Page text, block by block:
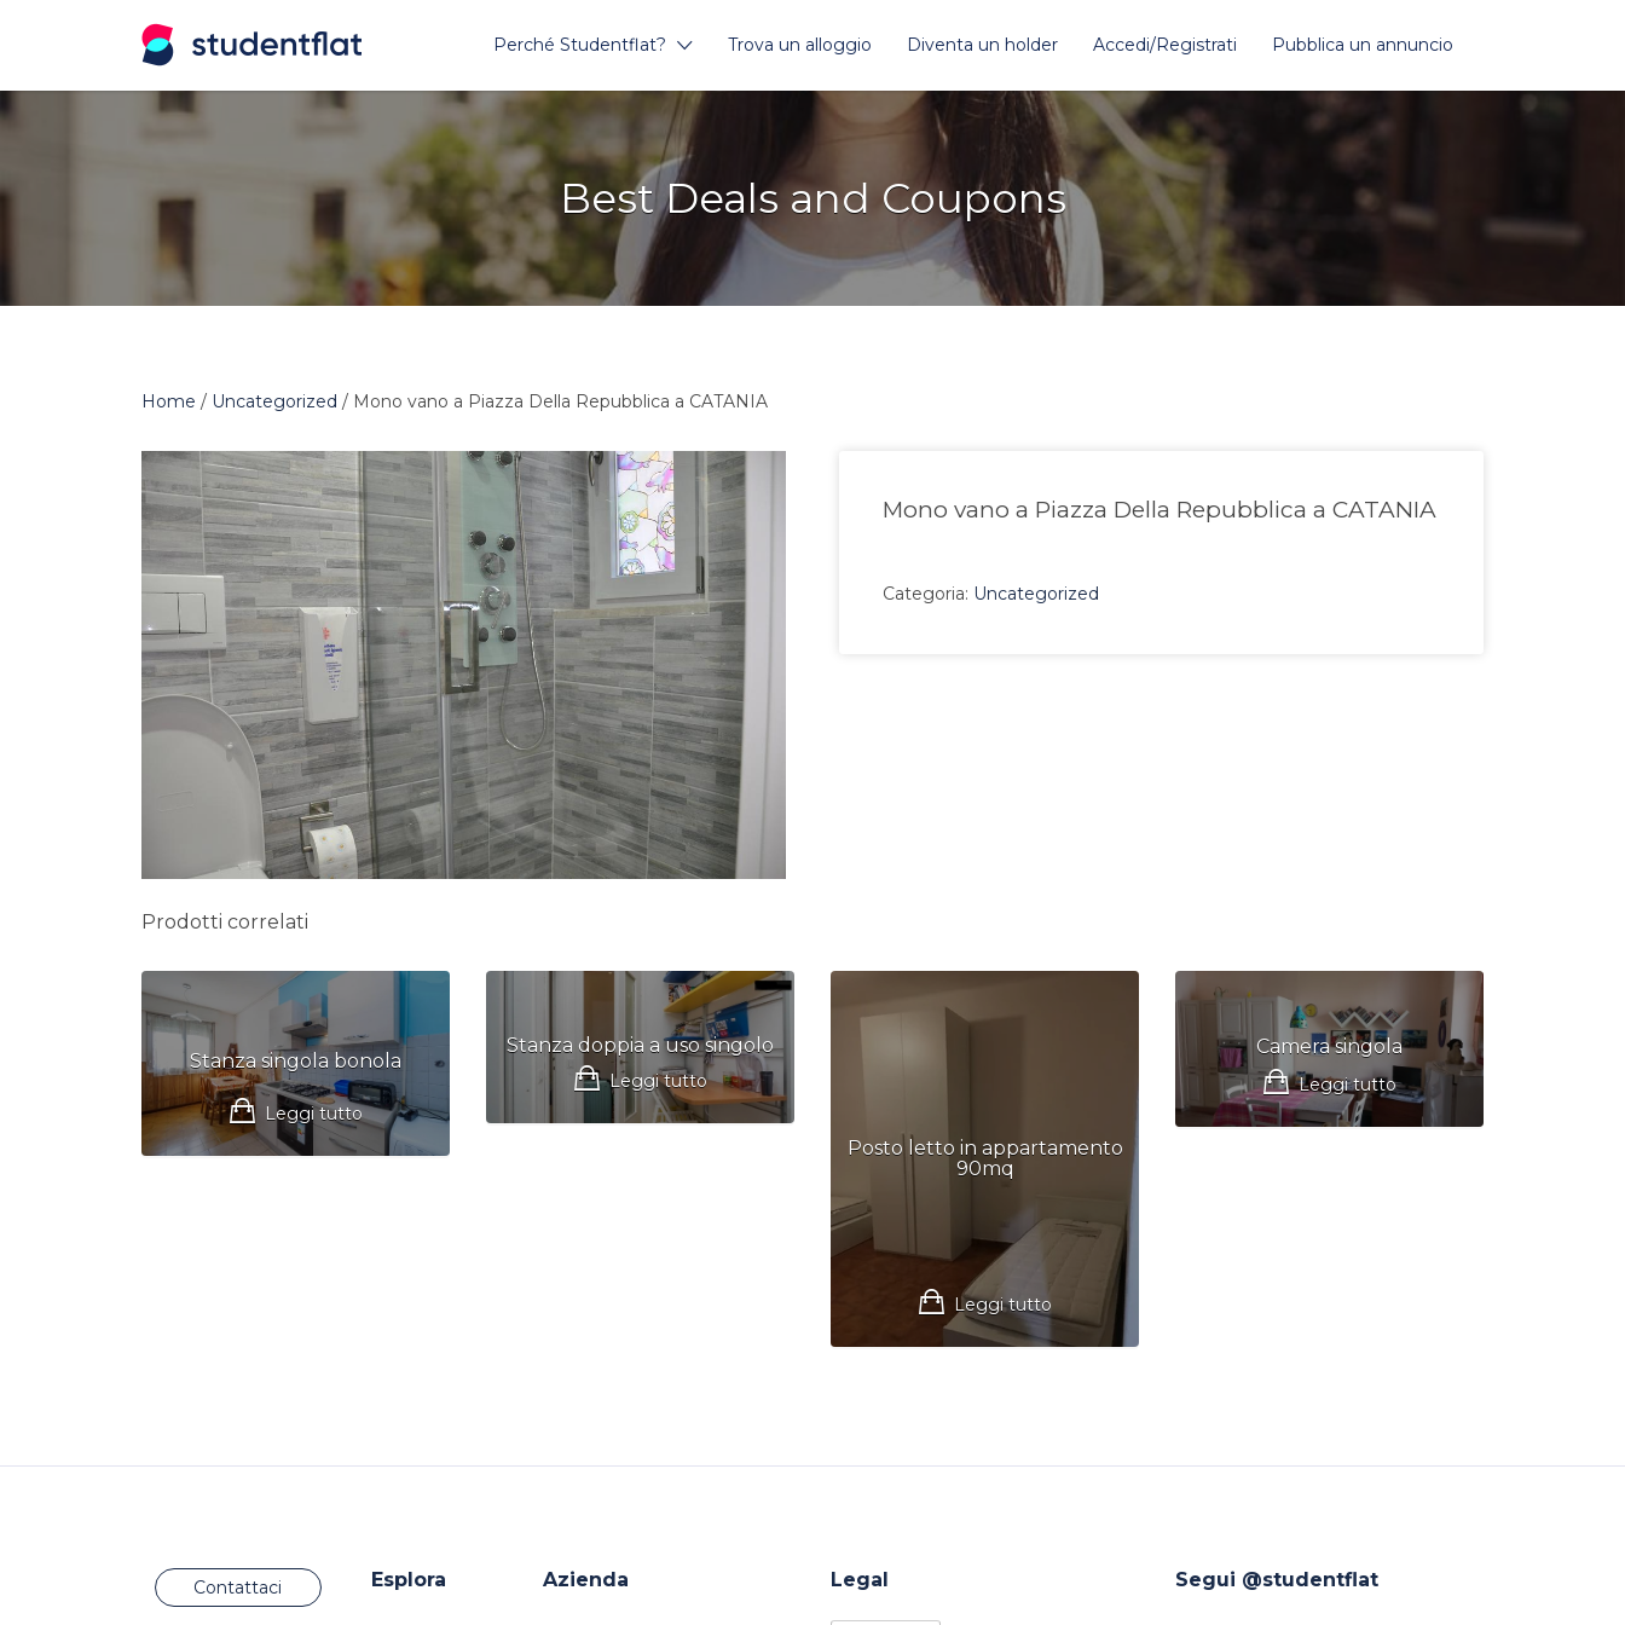
Perché Studentflat? Trova un alloggio Diventa un holder Accedi/Registrati Pubblica un annuncio
Search
for:
Best Deals and Coupons
Home / Uncategorized / Mono vano a Piazza Della Repubblica a CATANIA
Mono vano a Piazza Della Repubblica a CATANIA
Categoria: Uncategorized
Prodotti correlati
Stanza singola bonola
Leggi tutto
Stanza doppia a uso singolo
Leggi tutto
Posto letto in appartamento
90mq
Leggi tutto
Camera singola
Leggi tutto
Contattaci Esplora Azienda Legal Segui @studentflat